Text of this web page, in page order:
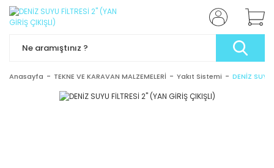
Anasayfa TEKNE VE KARAVAN MALZEMELERİ Yakıt Sistemi DENİZ